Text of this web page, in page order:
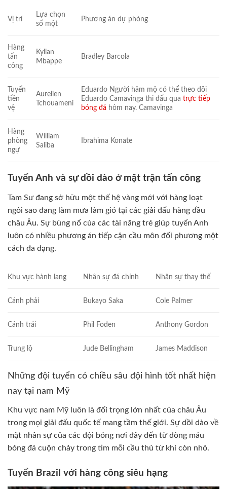
Vị trí
Lựa chọn
số một
Phương án dự phòng
Hàng
tấn
công
Kylian
Mbappe
Bradley Barcola
Tuyến
tiền
vệ
Aurelien
Tchouameni
Eduardo Người hâm mộ có thể theo dõi
Eduardo Camavinga thi đấu quatrực tiếp
bóng đá hôm nay. Camavinga
Hàng
phòng
ngự
William
Saliba
Ibrahima Konate
Tuyển Anh và sự dồi dào ở mặt trận tấn công
Tam Sư đang sở hữu một thế hệ vàng mới với hàng loạt
ngôi sao đang làm mưa làm gió tại các giải đấu hàng đầu
châu Âu. Sự bùng nổ của các tài năng trẻ giúp tuyển Anh
luôn có nhiều phương án tiếp cận cầu môn đối phương một
cách đa dạng.
Khu vực hành lang Nhân sự đá chính Nhân sự thay thế
Cánh phải Bukayo Saka Cole Palmer
Cánh trái Phil Foden Anthony Gordon
Trung lộ Jude Bellingham James Maddison
Những đội tuyển có chiều sâu đội hình tốt nhất hiện
nay tại nam Mỹ
Khu vực nam Mỹ luôn là đối trọng lớn nhất của châu Âu
trong mọi giải đấu quốc tế mang tầm thế giới. Sự dồi dào về
mặt nhân sự của các đội bóng nơi đây đến từ dòng máu
bóng đá cuộn chảy trong tim mỗi cầu thủ từ khi còn nhỏ.
Tuyển Brazil với hàng công siêu hạng